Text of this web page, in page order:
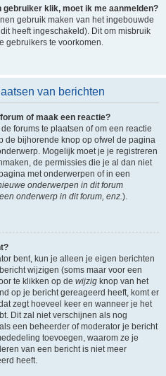
gebruiker klik, moet ik me aanmelden?
gebruik maken van het ingebouwde
heeft ingeschakeld). Dit om misbruik
gebruikers te voorkomen.
van berichten
of maak een reactie?
forums te plaatsen of om een reactie
de bijhorende knop op ofwel de pagina
Mogelijk moet je je registreren
de permissies die je al dan niet
met onderwerpen of in een
onderwerpen in dit forum
onderwerp in dit forum, enz.).
bent, kun je alleen je eigen berichten
wijzigen (soms maar voor een
te klikken op de wijzig knop van het
op je bericht gereageerd heeft, komt er
zegt hoeveel keer en wanneer je het
Dit zal niet verschijnen als nog
een beheerder of moderator je bericht
toevoegen, waarom ze je
van een bericht is niet meer
heeft.